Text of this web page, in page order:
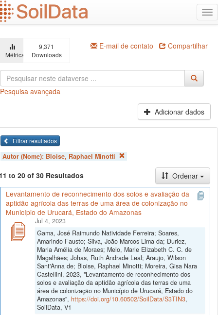
Ir
para
o
principal
Métricas
9,371
Downloads
E-mail de contato Compartilhar
Pesquisa avançada
Adicionar dados
Filtrar resultados
Autor (Nome): Bloise, Raphael Minotti
to 20 of 30 Resultados
Ordenar
Levantamento de reconhecimento dos solos e avaliação da
aptidão agrícola das terras de uma área de colonização no
Município de Urucará, Estado do Amazonas
Jul 4, 2023
Gama, José Raimundo Natividade Ferreira; Soares,
Amarindo Fausto; Silva, João Marcos Lima da; Duriez,
Maria Amélia de Moraes; Melo, Marie Elizabeth C. C. de
Magalhães; Johas, Ruth Andrade Leal; Araujo, Wilson
Sant'Anna de; Bloise, Raphael Minotti; Moreira, Gisa Nara
Castellini, 2023, "Levantamento de reconhecimento dos
solos e avaliação da aptidão agrícola das terras de uma
área de colonização no Município de Urucará, Estado do
Amazonas", https://doi.org/10.60502/SoilData/S3TIN3,
SoilData, V1